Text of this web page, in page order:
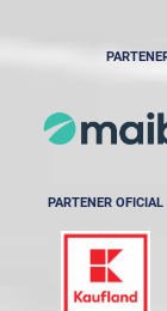
PARTENER OFICIAL